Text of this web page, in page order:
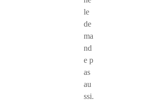
le
de
ma
nd
e p
as
au
ssi.